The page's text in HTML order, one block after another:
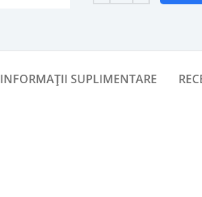
INFORMAȚII SUPLIMENTARE